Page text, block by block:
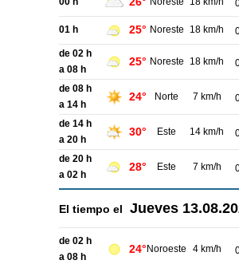
01 h 25° Noreste 18 km/h
de 02 h
a 08 h
25° Noreste 18 km/h
de 08 h
a 14 h
24° Norte 7 km/h
de 14 h
a 20 h
30° Este 14 km/h
de 20 h
a 02 h
28° Este 7 km/h
El tiempo el Jueves
de 02 h
a 08 h
24° Noroeste 4 km/h